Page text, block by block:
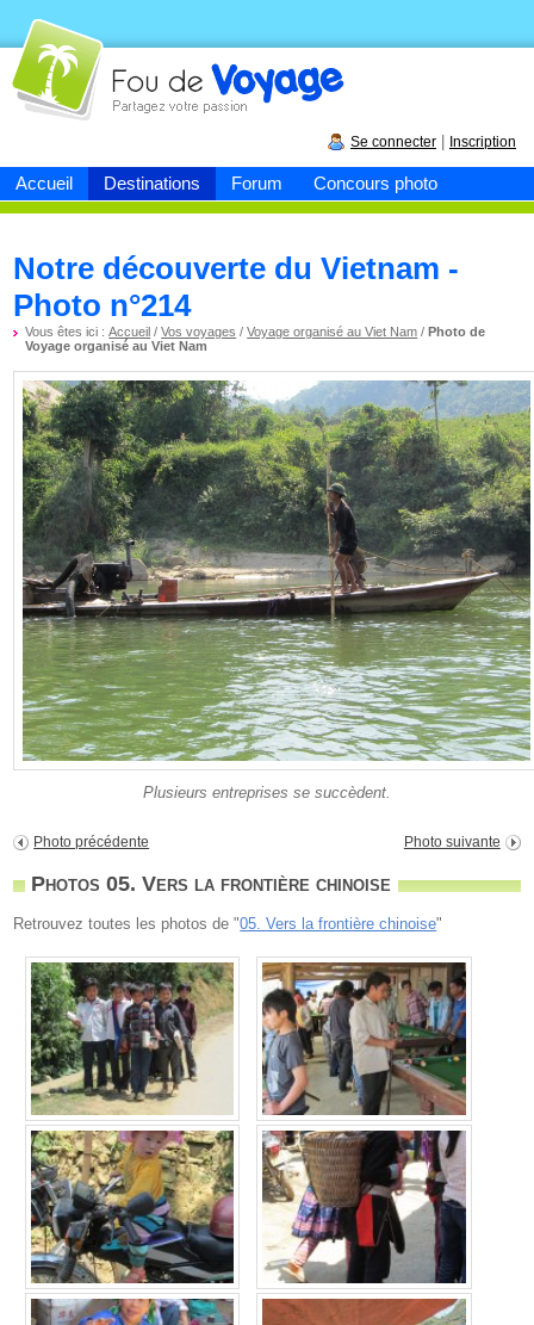
Accueil Destinations Forum Concours photo
Fou devoyage
Se connecter Inscription
Notre découverte du Vietnam -
Photo n°214
Vous êtes ici :Accueil /Vos voyages /Voyage organisé au Viet Nam /Photo de
Voyage organisé au Viet Nam
Plusieurs entreprises se succèdent.
Photo précédente Photo suivante
Photos 05. Vers la frontière chinoise
Retrouvez toutes les photos de "05. Vers la frontière chinoise"